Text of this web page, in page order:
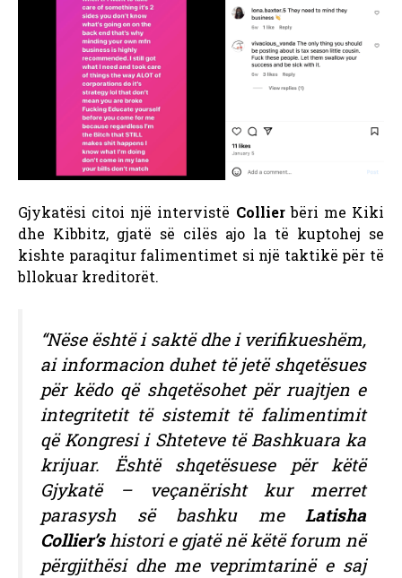
Gjykatësi citoi një intervistë Collierbëri me Kiki
dhe Kibbitz, gjatë së cilës ajo la të kuptohej se
kishte paraqitur falimentimet si një taktikë për të
bllokuar kreditorët.
“Nëse është i saktë dhe i verifikueshëm,
ai informacion duhet të jetë shqetësues
për këdo që shqetësohet për ruajtjen e
integritetit të sistemit të falimentimit
që Kongresi i Shteteve të Bashkuara ka
krijuar. Është shqetësuese për këtë
Gjykatë – veçanërisht kur merret
parasysh së bashku me Latisha
Collier’shistori e gjatë në këtë forum në
përgjithësi dhe me veprimtarinë e saj